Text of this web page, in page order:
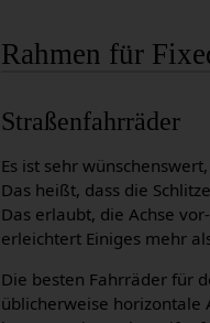
Rahmen für
Straßenfahrräder
Es ist sehr
Das heißt, dass die
Das erlaubt, die Achse
erleichtert Einiges mehr
Die besten Fahrräder für
üblicherweise horizontale